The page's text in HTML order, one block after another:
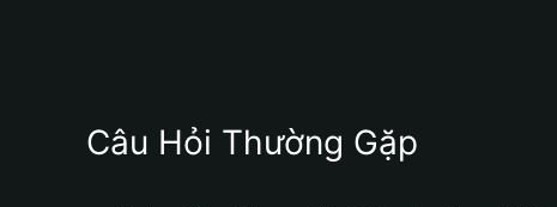
Câu Hỏi Thường Gặp